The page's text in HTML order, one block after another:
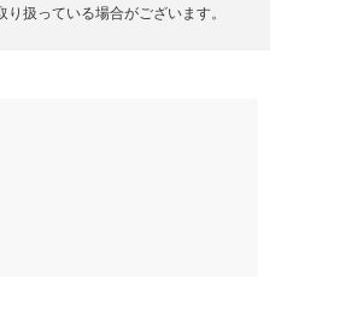
扱っている場合がございます。